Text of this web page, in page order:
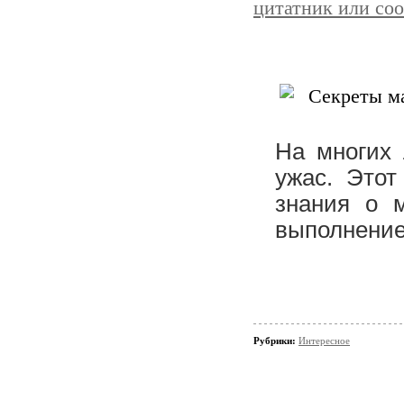
цитатник или
На многих
ужас.
знания о
Рубрики: Интересное